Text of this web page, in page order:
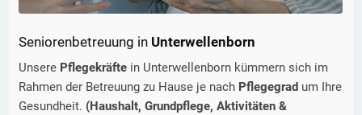
Seniorenbetreuung in Unterwellenborn
Unsere Pflegekräfte in Unterwellenborn kümmern sich im
Rahmen der Betreuung zu Hause je nach Pflegegrad um Ihre
Gesundheit. (Haushalt, Grundpflege, Aktivitäten &